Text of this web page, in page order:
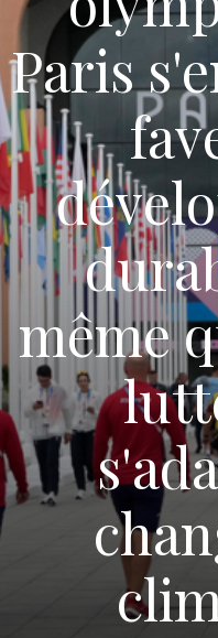
Paris
même